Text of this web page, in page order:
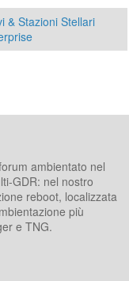
& Stazioni Stellari
ambientato nel
GDR: nel nostro
reboot, localizzata
più
e TNG.